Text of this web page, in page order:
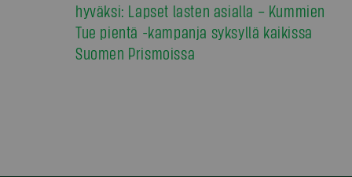
hyväksi: Lapset lasten asialla – Kummien
Tue pientä -kampanja syksyllä kaikissa
Suomen Prismoissa